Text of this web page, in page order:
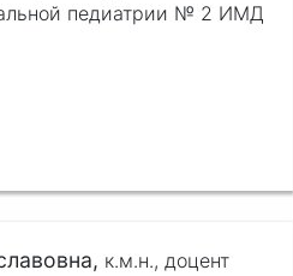
педиатрии № 2 ИМД
к.м.н., доцент